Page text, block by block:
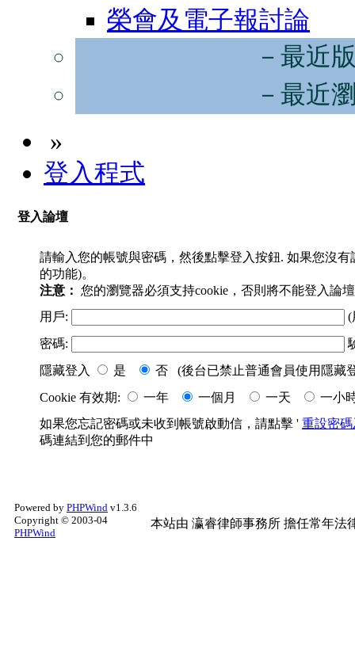
榮會及電子報討論
－最近
－最近
»
登入程式
登入論壇
請輸入您的帳號與密碼，然後點擊登入按鈕. 如果您沒
的功能)。
注意： 您的瀏覽器必須支持cookie，否則將不能登入論
用戶:
(
密碼:
隱藏登入
是
否 (後台已禁止普通會員使用隱藏
Cookie 有效期:
一年 一個月 一天
一小
如果您忘記密碼或未收到帳號啟動信，請點擊 ' 重設密
碼連結到您的郵件中
Powered by PHPWind v1.3.6
Copyright © 2003-04
PHPWind
本站由 瀛睿律師事務所 擔任常年法